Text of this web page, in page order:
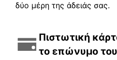
δύο μέρη της άδειάς σας.
Πιστωτική
το επώνυμο